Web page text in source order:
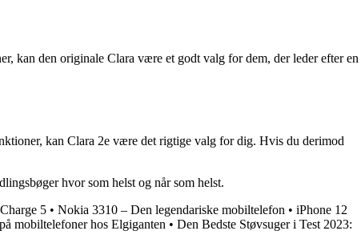
kan den originale Clara være et godt valg for dem, der leder efter en
kan Clara 2e være det rigtige valg for dig. Hvis du derimod
hvor som helst og når som helst.
5 • Nokia 3310 – Den legendariske mobiltelefon • iPhone 12
mobiltelefoner hos Elgiganten • Den Bedste Støvsuger i Test 2023: